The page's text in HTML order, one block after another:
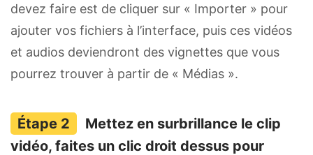
devez faire est de cliquer sur « Importer » pour
ajouter vos fichiers à l’interface, puis ces vidéos
et audios deviendront des vignettes que vous
pourrez trouver à partir de « Médias ».
Mettez en surbrillance le clip
vidéo, faites un clic droit dessus pour